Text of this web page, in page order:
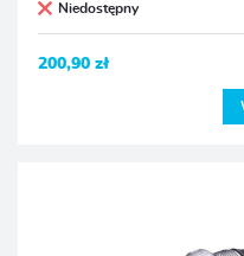
Niedostępny
200,90 zł